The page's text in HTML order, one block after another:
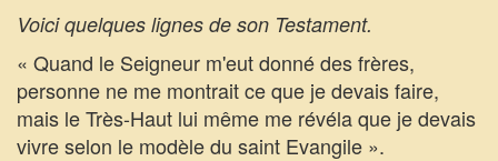
Voici quelques lignes de son Testament.
« Quand le Seigneur m'eut donné des frères,
personne ne me montrait ce que je devais faire,
mais le Très-Haut lui même me révéla que je devais
vivre selon le modèle du saint Evangile ».